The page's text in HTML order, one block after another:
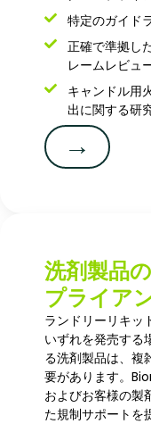
特定のガイド
正確で準拠し
レームレビュ
キャンドル用
出に関する研
→
洗剤製品
プライア
ランドリーリキッ
いずれを発売する
る洗剤製品は、複
要があります。
およびお客様の製
た規制サポートを